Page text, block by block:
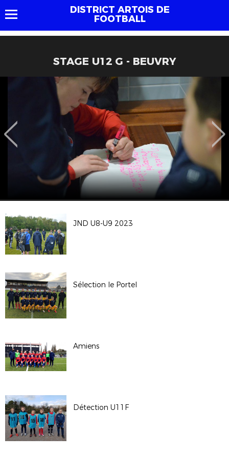
DISTRICT ARTOIS DE
FOOTBALL
STAGE U12 G - BEUVRY
JND U8-U9 2023
Sélection le Portel
Amiens
Détection U11F